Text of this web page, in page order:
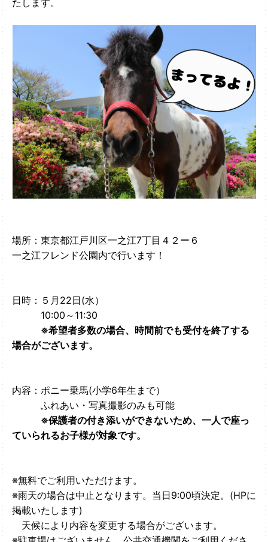
たします。
場所：東京都江戸川区一之江7丁目４２ー６
一之江フレンド公園内で行います！
日時：５月22日(水）
10:00～11:30
※希望者多数の場合、時間前でも受付を終了する
場合がございます。
内容：ポニー乗馬(小学6年生まで）
ふれあい・写真撮影のみも可能
※保護者の付き添いができないため、一人で座っ
ていられるお子様が対象です。
※無料でご利用いただけます。
※雨天の場合は中止となります。当日9:00頃決定。(HPに
掲載いたします)
天候により内容を変更する場合がございます。